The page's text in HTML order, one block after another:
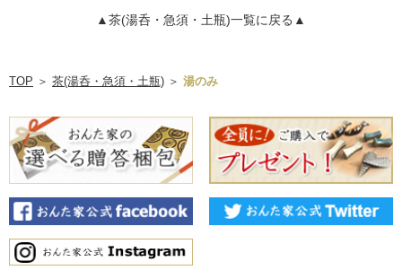
▲茶(湯呑・急須・土瓶)一覧に戻る▲
TOP ＞ 茶(湯呑・急須・土瓶) ＞ 湯のみ